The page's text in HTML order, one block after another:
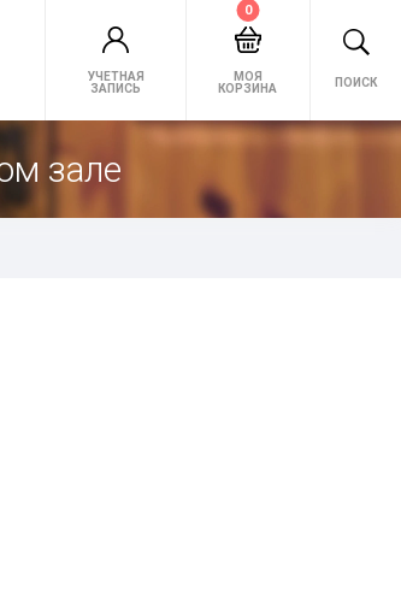
УЧЕТНАЯ
ЗАПИСЬ
МОЯ
КОРЗИНА
0
ПОИСК
зале